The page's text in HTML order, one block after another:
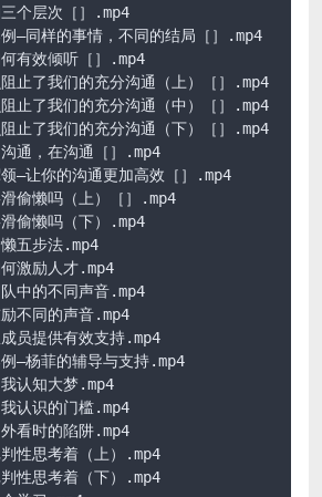
个层次［］
.mp4
–同样的事情，不同的结局［］
.mp4
有效倾听［］
.mp4
止了我们的充分沟通（上）［］
.mp4
止了我们的充分沟通（中）［］
.mp4
止了我们的充分沟通（下）［］
.mp4
通，在沟通［］
.mp4
–让你的沟通更加高效［］
.mp4
偷懒吗（上）［］
.mp4
偷懒吗（下）
.mp4
五步法.mp4
激励人才.mp4
中的不同声音.mp4
不同的声音.mp4
员提供有效支持.mp4
–杨菲的辅导与支持.mp4
认知大梦.mp4
认识的门槛.mp4
看时的陷阱.mp4
性思考着（上）
.mp4
性思考着（下）
.mp4